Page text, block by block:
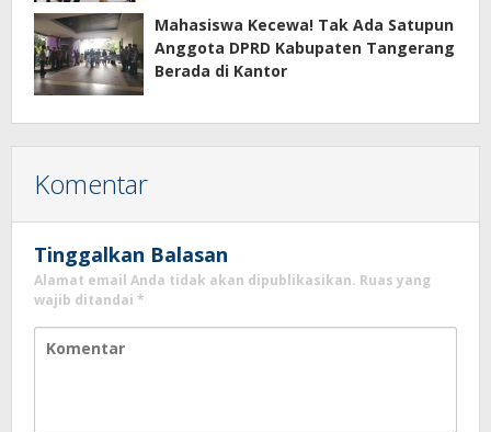
Mahasiswa Kecewa! Tak Ada Satupun
Anggota DPRD Kabupaten Tangerang
Berada di Kantor
Komentar
Tinggalkan Balasan
Alamat email Anda tidak akan dipublikasikan. Ruas yang
wajib ditandai *